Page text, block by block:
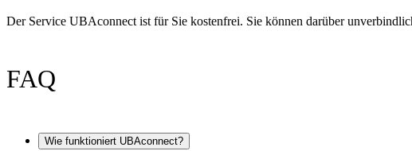
Der Service UBAconnect ist für Sie kostenfrei. Sie können darüber
FAQ
Wie funktioniert UBAconnect?